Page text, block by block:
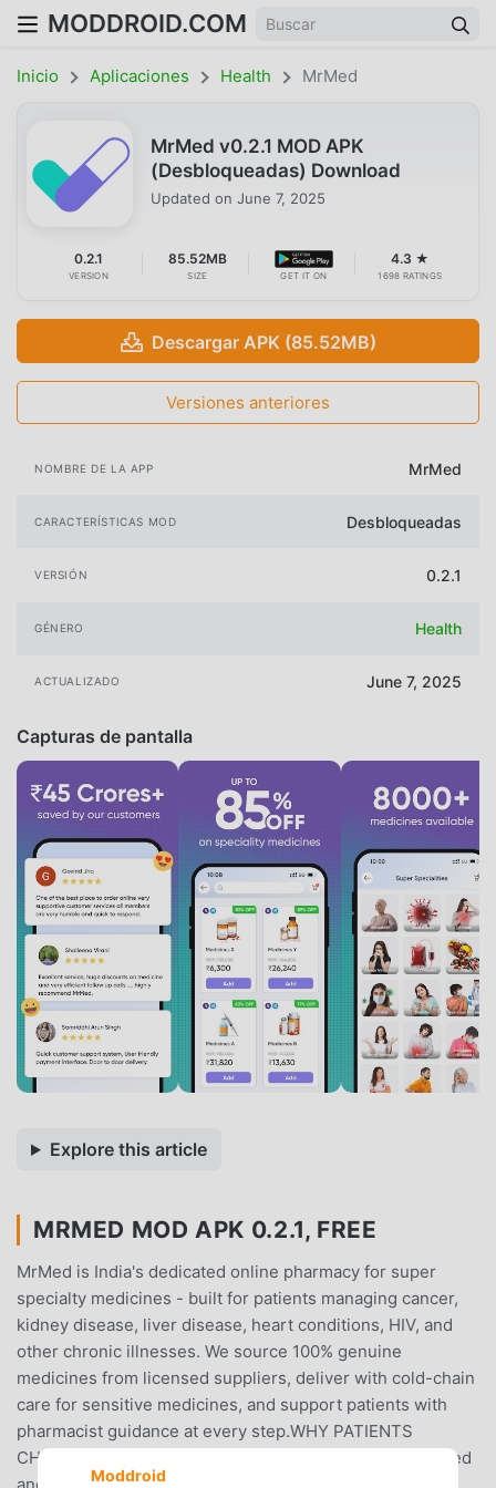
MODDROID.COM
Inicio Aplicaciones Health MrMed
MrMed v0.2.1 MOD APK
(Desbloqueadas) Download
Updated on June 7, 2025
0.2.1
VERSION
85.52MB
SIZE GET IT ON
4.3 ★
1698 RATINGS
Descargar APK (85.52MB)
Versiones anteriores
NOMBRE DE LA APP MrMed
CARACTERÍSTICAS MOD Desbloqueadas
VERSIÓN 0.2.1
GÉNERO Health
ACTUALIZADO June 7, 2025
Capturas de pantalla
Explore this article
MRMED MOD APK 0.2.1, FREE
MrMed is India's dedicated online pharmacy for super
specialty medicines - built for patients managing cancer,
kidney disease, liver disease, heart conditions, HIV, and
other chronic illnesses. We source 100% genuine
medicines from licensed suppliers, deliver with cold-chain
care for sensitive medicines, and support patients with
pharmacist guidance at every step.WHY PATIENTS
CHOOSE MRMED- 100% genuine medicines from licensed
Moddroid